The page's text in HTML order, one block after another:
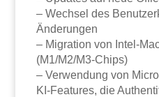
– Wechsel des
Änderungen
– Migration von Intel-
(M1/M2/M3-Chips)
– Verwendung von
KI-Features, die